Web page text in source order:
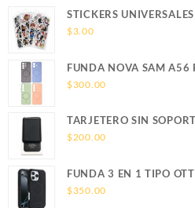
STICKERS UNIVERSALES
$3.00
FUNDA NOVA SAM A56
SOPORTE MAGNETICO
$300.00
TARJETERO SIN
LEATHER WALLET
$200.00
FUNDA 3 EN 1 TIPO
S26 ULTRA SAMSUNG
$350.00